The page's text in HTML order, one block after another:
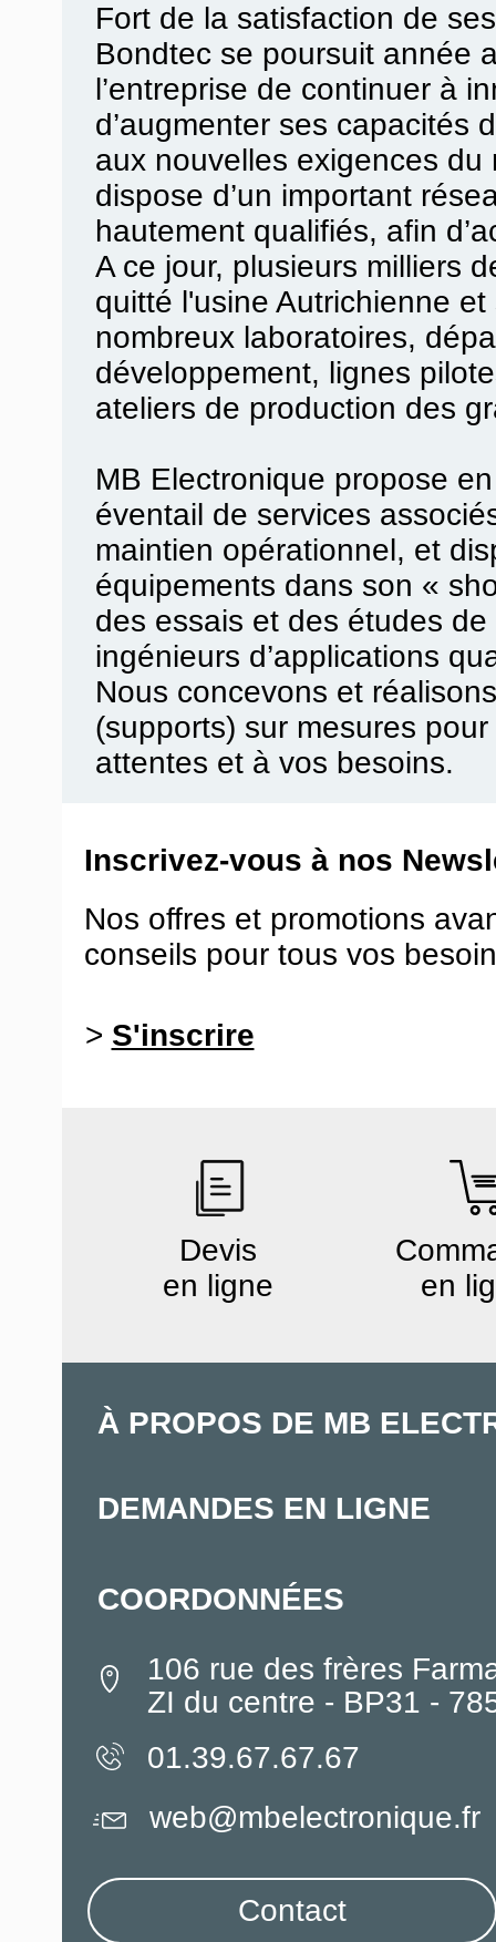
Fort de la satisfaction de
Bondtec se poursuit année
l’entreprise de continuer à
d’augmenter ses capacités
aux nouvelles exigences
dispose d’un important
hautement qualifiés, afin
A ce jour, plusieurs milliers
quitté l'usine Autrichienne
nombreux laboratoires,
développement, lignes
ateliers de production des
MB Electronique propose
éventail de services
maintien opérationnel, et
équipements dans son «
des essais et des études
ingénieurs d’applications
Nous concevons et
(supports) sur mesures
attentes et à vos besoins.
Inscrivez-vous à nos
Nos offres et promotions
conseils pour tous vos
> S'inscrire
Devis
en ligne
en
À PROPOS DE MB
DEMANDES EN LIGNE
COORDONNÉES
106 rue des frères
ZI du centre - BP31 -
01.39.67.67.67
web@mbelectronique.fr
Contact